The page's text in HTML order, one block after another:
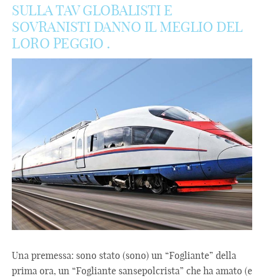
SULLA TAV GLOBALISTI E
SOVRANISTI DANNO IL MEGLIO DEL
LORO PEGGIO .
Una premessa: sono stato (sono) un “Fogliante” della
prima ora, un “Fogliante sansepolcrista” che ha amato (e